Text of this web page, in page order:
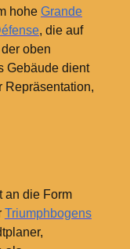
hohe Grande
, die auf
oben
Gebäude dient
Repräsentation,
an die Form
Triumphbogens